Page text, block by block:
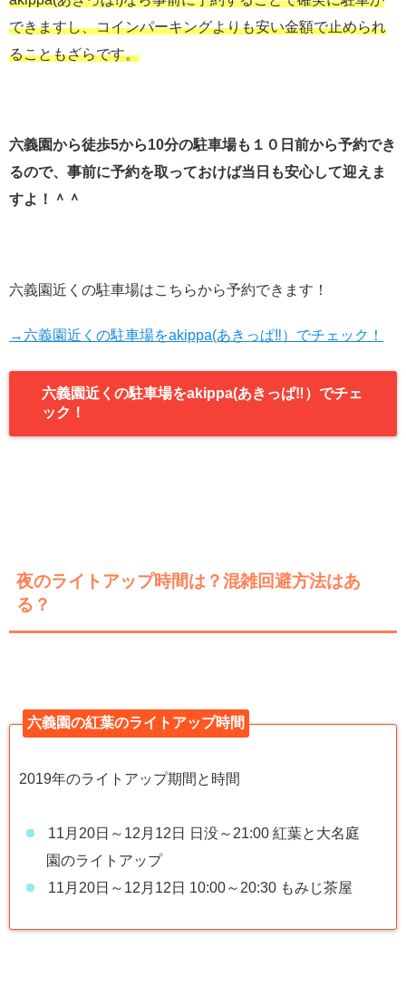
できますし、コインパーキングよりも安い金額で止められ
ることもざらです。
六義園から徒歩5から10分の駐車場も１０日前から予約でき
るので、事前に予約を取っておけば当日も安心して迎えま
すよ！＾＾
六義園近くの駐車場はこちらから予約できます！
→六義園近くの駐車場をakippa(あきっぱ‼︎）でチェック！
六義園近くの駐車場をakippa(あきっぱ‼︎）でチェ
ック！
夜のライトアップ時間は？混雑回避方法はあ
る？
六義園の紅葉のライトアップ時間
2019年のライトアップ期間と時間
11月20日～12月12日 日没～21:00 紅葉と大名庭
園のライトアップ
11月20日～12月12日 10:00～20:30 もみじ茶屋